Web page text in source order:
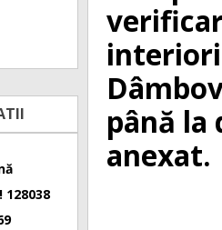
până la
anexat.